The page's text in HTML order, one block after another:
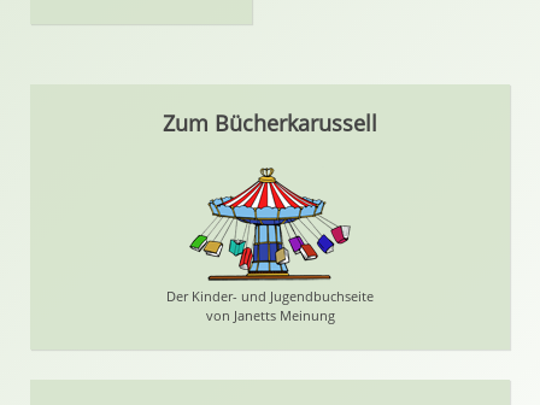
Zum Bücherkarussell
Der Kinder- und Jugendbuchseite
von Janetts Meinung